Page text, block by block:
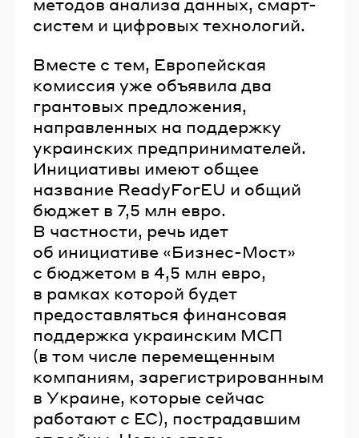
систем и цифровых технологий.
Вместе с тем, Европейская
комиссия уже объявила два
грантовых предложения,
направленных на поддержку
украинских предпринимателей.
Инициативы имеют общее
название ReadyForEU и общий
бюджет в 7,5 млн евро.
В частности, речь идет
об инициативе «Бизнес-Мост»
с бюджетом в 4,5 млн евро,
в рамках которой будет
предоставляться финансовая
поддержка украинским МСП
(в том числе перемещенным
компаниям, зарегистрированным
в Украине, которые сейчас
работают с ЕС), пострадавшим